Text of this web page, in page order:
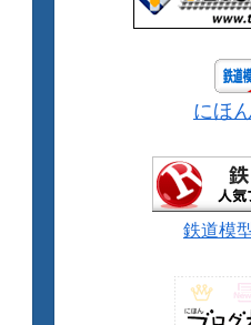
にほ
鉄道模